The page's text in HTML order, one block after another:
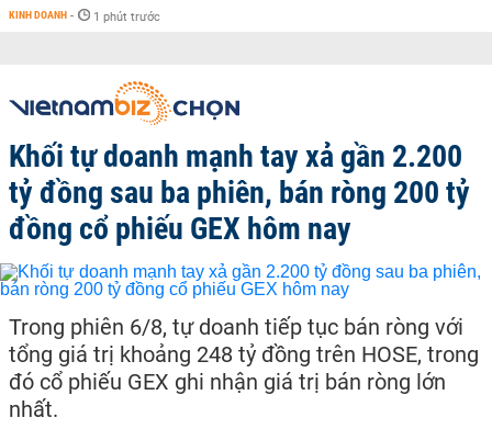
KINH DOANH - 1 phút trước
Khối tự doanh mạnh tay xả gần 2.200
tỷ đồng sau ba phiên, bán ròng 200 tỷ
đồng cổ phiếu GEX hôm nay
Trong phiên 6/8, tự doanh tiếp tục bán ròng với
tổng giá trị khoảng 248 tỷ đồng trên HOSE, trong
đó cổ phiếu GEX ghi nhận giá trị bán ròng lớn
nhất.